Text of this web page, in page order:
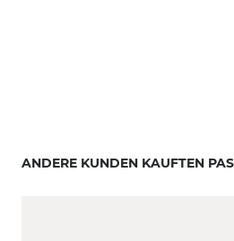
ANDERE KUNDEN KAUFTEN